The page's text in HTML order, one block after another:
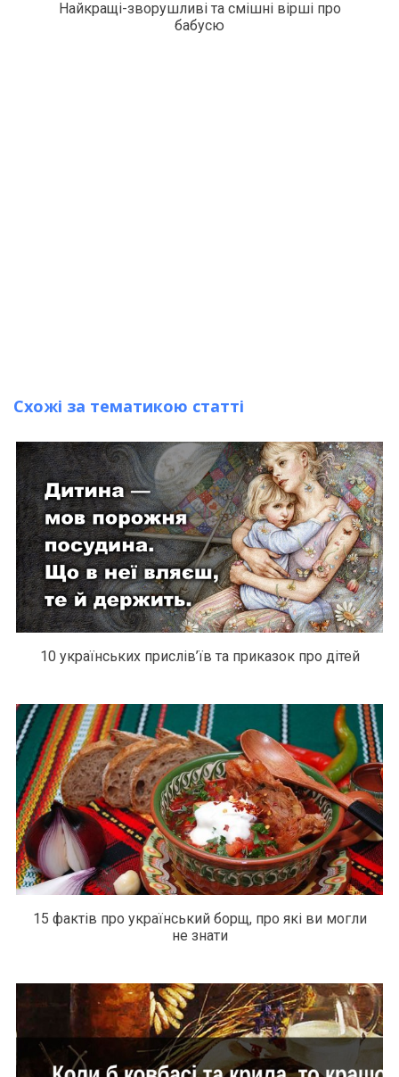
Найкращі-зворушливі та смішні вірші про
бабусю
Схожі за тематикою статті
10 українських прислів’їв та приказок про дітей
15 фактів про український борщ, про які ви могли
не знати